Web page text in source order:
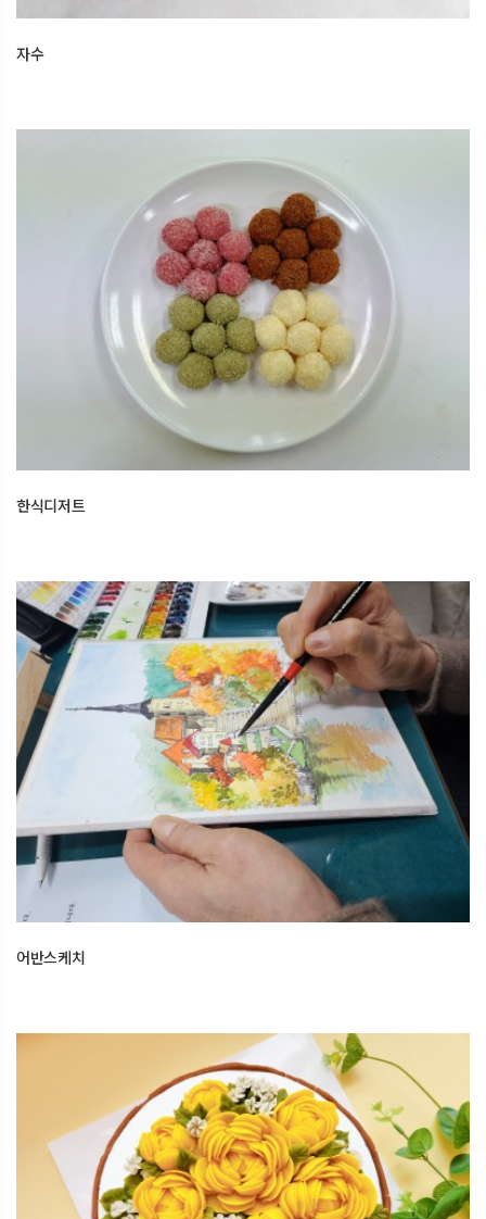
자수
한식디저트
2025.12.16오산한국문화센터
한식디저트
어반스케치
2025.12.16오산한국문화센터
어반스케치